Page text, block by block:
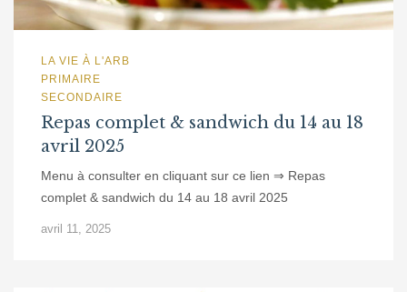
LA VIE À L'ARB
PRIMAIRE
SECONDAIRE
Repas complet & sandwich du 14 au 18
avril 2025
Menu à consulter en cliquant sur ce lien ⇒ Repas
complet & sandwich du 14 au 18 avril 2025
avril 11, 2025